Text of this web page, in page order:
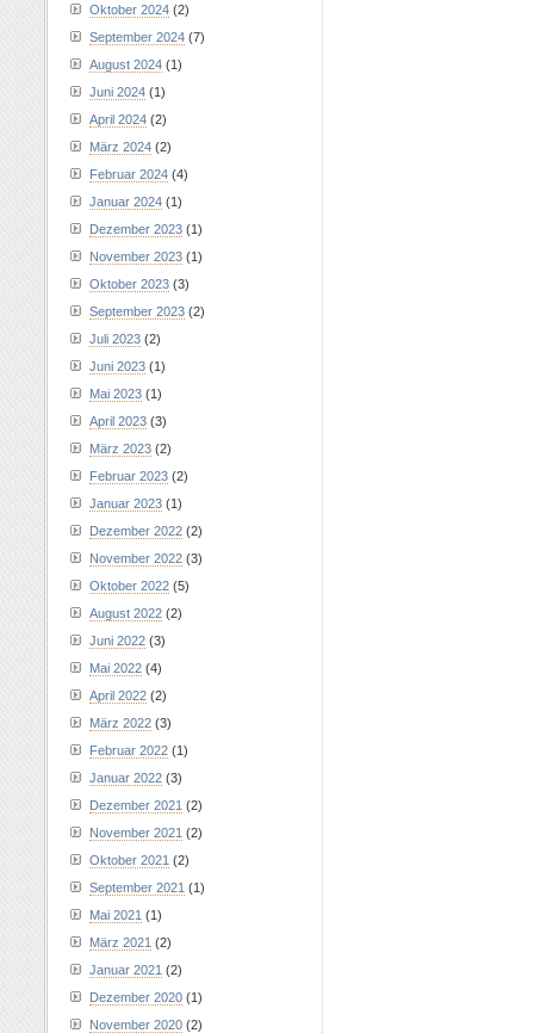
Oktober 2024 (2)
September 2024 (7)
August 2024 (1)
Juni 2024 (1)
April 2024 (2)
März 2024 (2)
Februar 2024 (4)
Januar 2024 (1)
Dezember 2023 (1)
November 2023 (1)
Oktober 2023 (3)
September 2023 (2)
Juli 2023 (2)
Juni 2023 (1)
Mai 2023 (1)
April 2023 (3)
März 2023 (2)
Februar 2023 (2)
Januar 2023 (1)
Dezember 2022 (2)
November 2022 (3)
Oktober 2022 (5)
August 2022 (2)
Juni 2022 (3)
Mai 2022 (4)
April 2022 (2)
März 2022 (3)
Februar 2022 (1)
Januar 2022 (3)
Dezember 2021 (2)
November 2021 (2)
Oktober 2021 (2)
September 2021 (1)
Mai 2021 (1)
März 2021 (2)
Januar 2021 (2)
Dezember 2020 (1)
November 2020 (2)